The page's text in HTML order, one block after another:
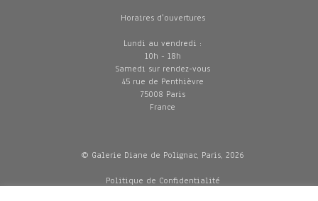
Horaires d'ouvertures
Lundi au vendredi :
10h - 18h
Samedi sur rendez-vous
45 rue de Penthièvre
75008 Paris
France
© Galerie Diane de Polignac, Paris, 2026
Politique de Confidentialité